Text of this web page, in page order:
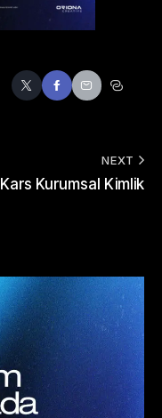
NEXT
Kars Kurumsal Kimlik